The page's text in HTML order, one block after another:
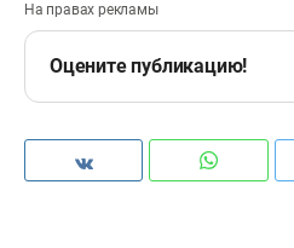
На правах рекламы
Оцените публикацию!